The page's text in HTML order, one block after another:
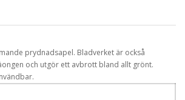
prydnadsapel. Bladverket är också
och utgör ett avbrott bland allt grönt.